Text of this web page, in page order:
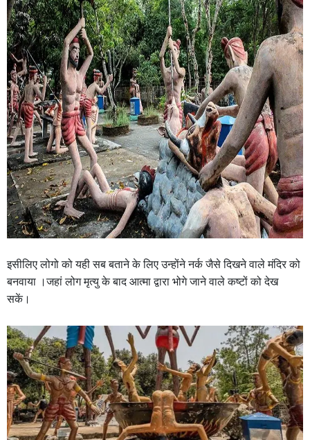
इसीलिए लोगो को यही सब बताने के लिए उन्होंने नर्क जैसे दिखने वाले मंदिर को
बनवाया ।जहां लोग मृत्यु के बाद आत्मा द्वारा भोगे जाने वाले कष्टों को देख
सकें।